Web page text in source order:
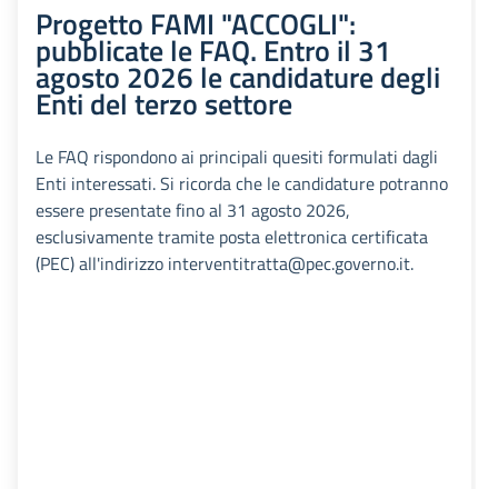
Progetto FAMI "ACCOGLI":
pubblicate le FAQ. Entro il 31
agosto 2026 le candidature degli
Enti del terzo settore
Le FAQ rispondono ai principali quesiti formulati dagli
Enti interessati. Si ricorda che le candidature potranno
essere presentate fino al 31 agosto 2026,
esclusivamente tramite posta elettronica certificata
(PEC) all'indirizzo interventitratta@pec.governo.it.